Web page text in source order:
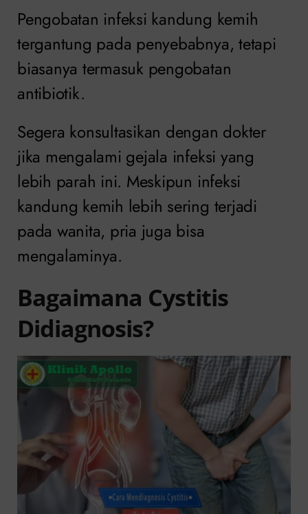
Pengobatan infeksi kandung kemih
tergantung pada penyebabnya, tetapi
biasanya termasuk pengobatan
antibiotik.
Segera konsultasikan dengan dokter
jika mengalami gejala infeksi yang
lebih parah ini. Meskipun infeksi
kandung kemih lebih sering terjadi
pada wanita, pria juga bisa
mengalaminya.
Bagaimana Cystitis
Didiagnosis?